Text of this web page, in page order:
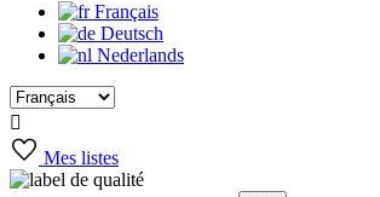
Français
Deutsch
Nederlands

Mes listes